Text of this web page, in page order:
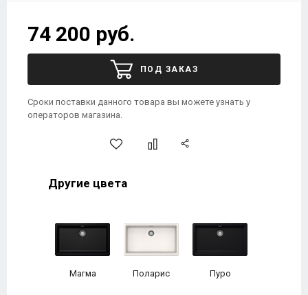
74 200 руб.
ПОД ЗАКАЗ
Сроки поставки данного товара вы можете узнать у
операторов магазина.
Другие цвета
Магма Поларис Пуро